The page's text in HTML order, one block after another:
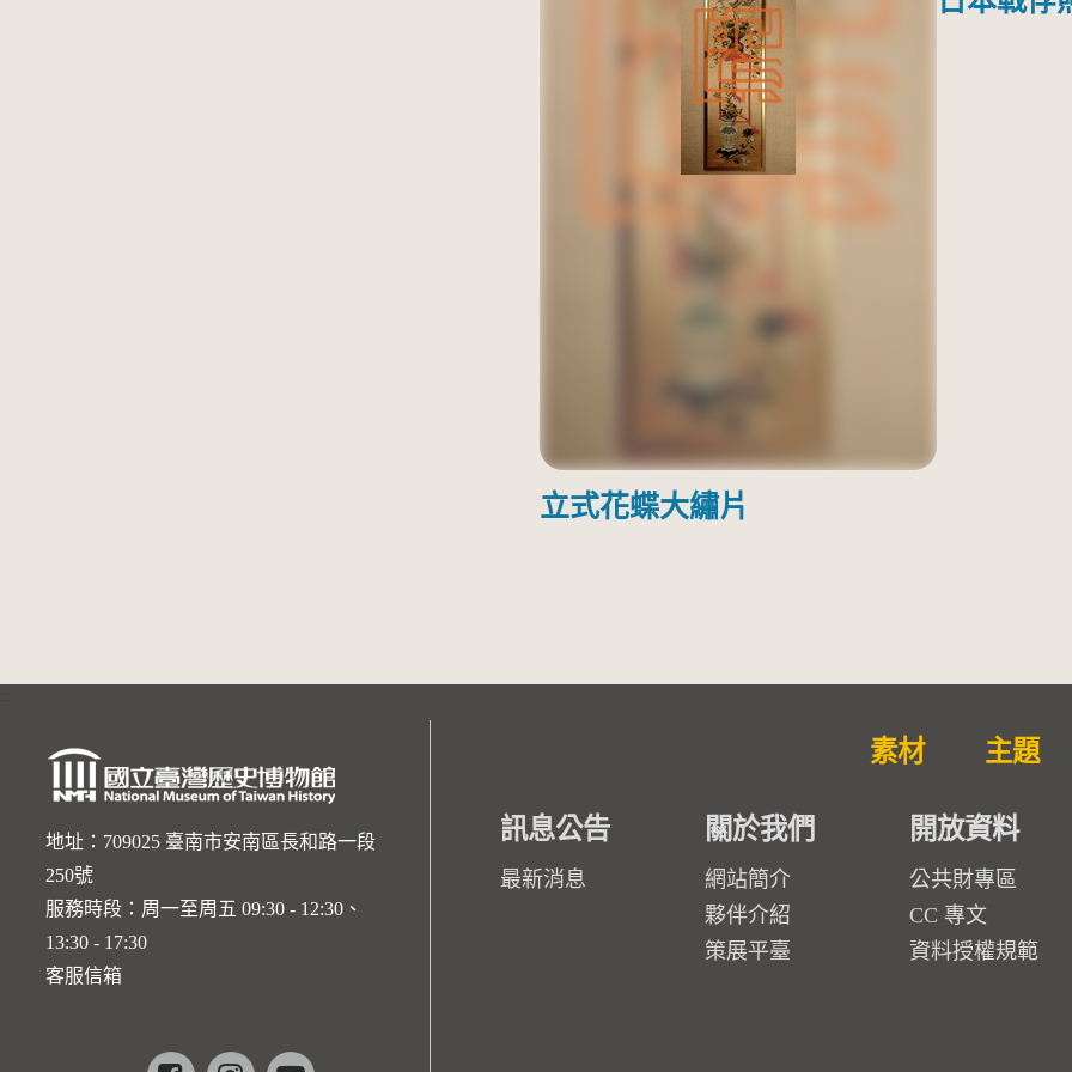
立式花蝶大繡片
地址：709025 臺南市安南區長和路一段
250號
服務時段：周一至周五 09:30 - 12:30、
13:30 - 17:30
客服信箱
Facebookinstagramyoutube
素材 主題
訊息公告
最新消息
關於我們
網站簡介
夥伴介紹
策展平臺
開放資料
公共財專區
CC 專文
資料授權規範